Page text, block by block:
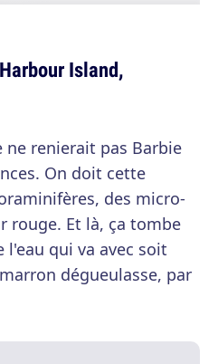
Island,
renierait pas Barbie
On doit cette
des micro-
rouge. Et là, ça tombe
l'eau qui va avec soit
dégueulasse, par